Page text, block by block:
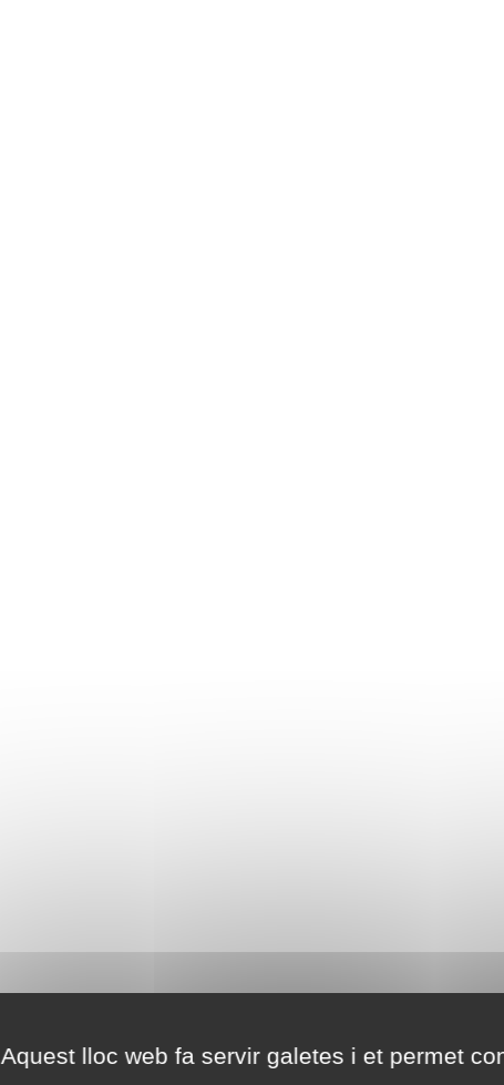
Aquest lloc web fa servir galetes i et permet